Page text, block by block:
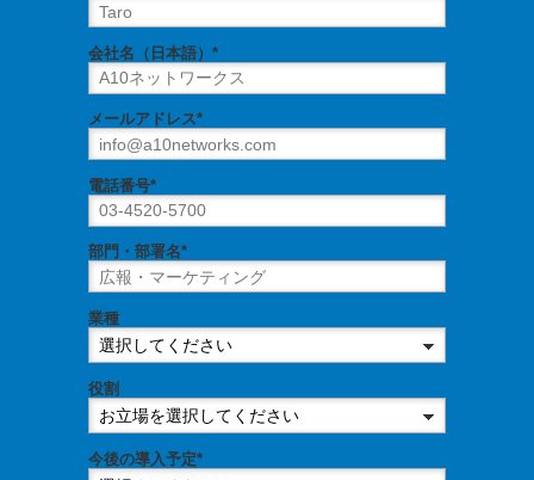
会社名（日本語）*
メールアドレス*
電話番号*
部門・部署名*
業種
役割
今後の導入予定*